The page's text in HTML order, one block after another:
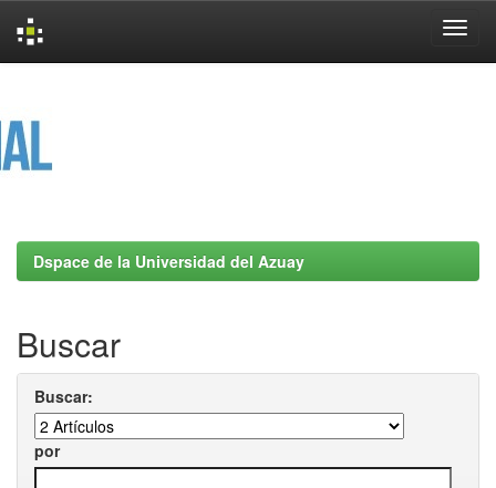
Dspace de la Universidad del Azuay
Buscar
Buscar:
por